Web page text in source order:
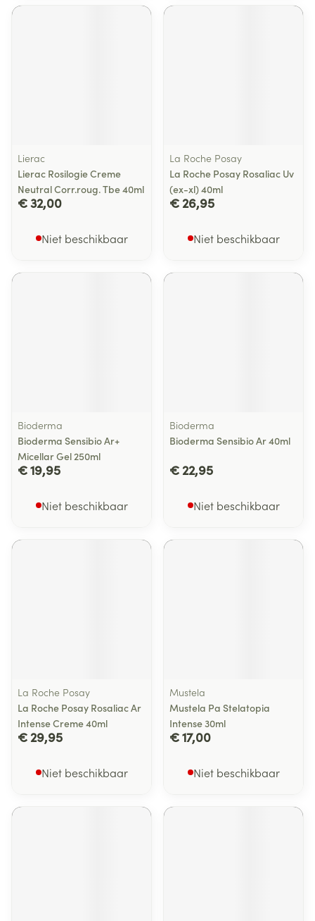
Lierac
Lierac Rosilogie Creme
Neutral Corr.roug. Tbe 40ml
€ 32,00
Niet beschikbaar
La Roche Posay
La Roche Posay Rosaliac Uv
(ex-xl) 40ml
€ 26,95
Niet beschikbaar
Bioderma
Bioderma Sensibio Ar+
Micellar Gel 250ml
€ 19,95
Niet beschikbaar
Bioderma
Bioderma Sensibio Ar 40ml
€ 22,95
Niet beschikbaar
La Roche Posay
La Roche Posay Rosaliac Ar
Intense Creme 40ml
€ 29,95
Niet beschikbaar
Mustela
Mustela Pa Stelatopia
Intense 30ml
€ 17,00
Niet beschikbaar